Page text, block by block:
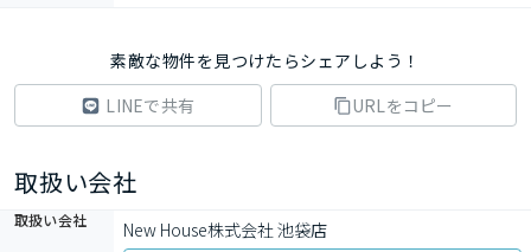
素敵な物件を見つけたらシェアしよう！
LINEで共有
URLをコピー
取扱い会社
取扱い会社 New House株式会社 池袋店